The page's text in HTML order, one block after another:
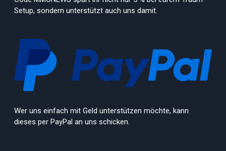
Setup, sondern unterstützt auch uns damit.
Wer uns einfach mit Geld unterstützen möchte, kann
dieses per PayPal an uns schicken.